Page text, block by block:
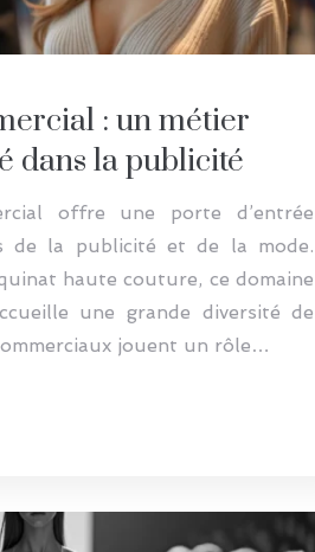
: un métier
dans la publicité
offre une porte d’entrée
de la publicité et de la mode.
haute couture, ce domaine
une grande diversité de
jouent un rôle…